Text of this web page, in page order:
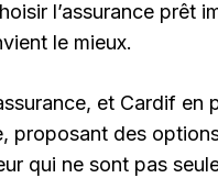
l’assurance prêt
le mieux.
et Cardif en
proposant des
qui ne sont pas